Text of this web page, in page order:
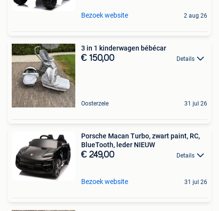
Bezoek website 2 aug 26
3 in 1 kinderwagen bébécar
€ 150,00 Details
Oosterzele 31 jul 26
Porsche Macan Turbo, zwart paint, RC,
BlueTooth, leder NIEUW
€ 249,00 Details
Bezoek website 31 jul 26